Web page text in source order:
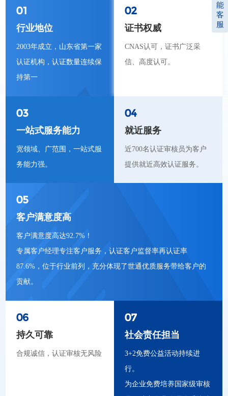
01
行业地位
2003年成立，山东省第一家
认证机构，认证数量连续保
持第一
02
证书权威
CNAS认可，证书广泛采
信、高度认可。
03
一站式服务能力
宽领域、广范围，一站式服
务能力强。
04
就近服务
近700名认证审核员为客户
提供就近高效认证服务。
05
客户满意度高
客户满意度高达92.7%！
专属客户经理专注客户服务，认证客户监督率再认证率
87.6%，位于行业前列，充分体现了世通优质服务带给客户的
贡献。
06
持久可靠
合规诚信，认证审核无风险
07
社会责任担当
3+2免费公益活动持续进
行。
为企业免费培养国家级审核
能
客
服